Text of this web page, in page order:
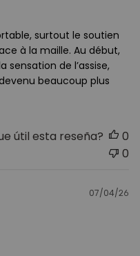
surtout le soutien
à la maille. Au début,
sensation de l’assise,
beaucoup plus
útil esta reseña?
0
0
07/04/26